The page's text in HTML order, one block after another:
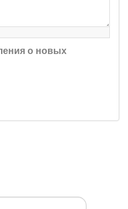
о новых